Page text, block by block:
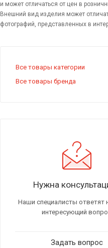
и может отличаться от цен в
Внешний вид изделия может
фотографий, представленных в
Все товары категории
Все товары бренда
Нужна
Наши специалисты ответят
интересующий
Задать вопрос